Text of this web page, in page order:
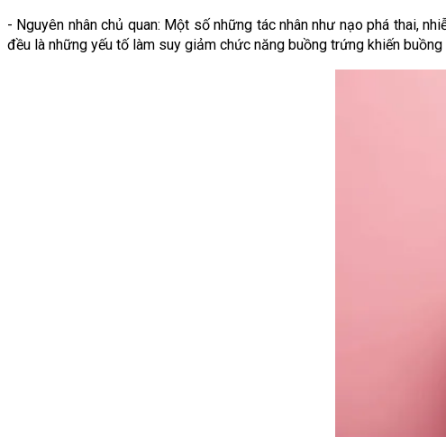
- Nguyên nhân chủ quan: Một số những tác nhân như nạo phá thai,
đều là những yếu tố làm suy giảm chức năng buồng trứng khiến